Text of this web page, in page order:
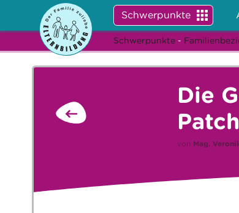
Schwerpunkte
Schwerpunkte -
Die
von Mag.